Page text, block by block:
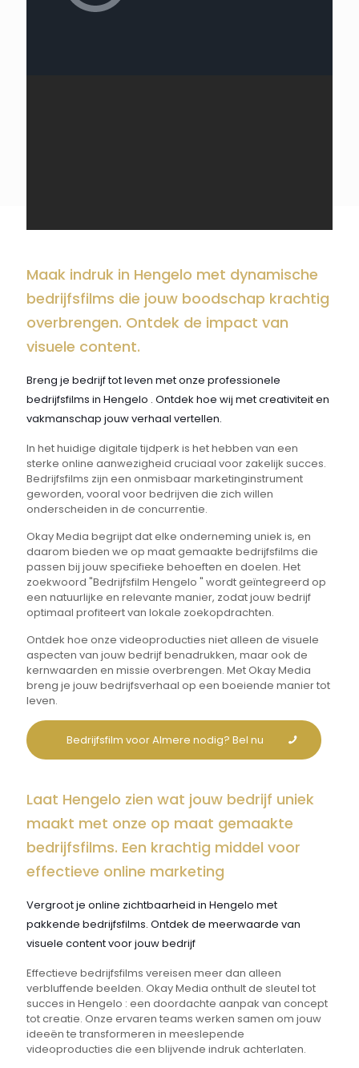
Maak indruk in Hengelo met dynamische
bedrijfsfilms die jouw boodschap krachtig
overbrengen. Ontdek de impact van
visuele content.
Breng je bedrijf tot leven met onze professionele
bedrijfsfilms in Hengelo . Ontdek hoe wij met creativiteit en
vakmanschap jouw verhaal vertellen.
In het huidige digitale tijdperk is het hebben van een
sterke online aanwezigheid cruciaal voor zakelijk succes.
Bedrijfsfilms zijn een onmisbaar marketinginstrument
geworden, vooral voor bedrijven die zich willen
onderscheiden in de concurrentie.
Okay Media begrijpt dat elke onderneming uniek is, en
daarom bieden we op maat gemaakte bedrijfsfilms die
passen bij jouw specifieke behoeften en doelen. Het
zoekwoord "Bedrijfsfilm Hengelo " wordt geïntegreerd op
een natuurlijke en relevante manier, zodat jouw bedrijf
optimaal profiteert van lokale zoekopdrachten.
Ontdek hoe onze videoproducties niet alleen de visuele
aspecten van jouw bedrijf benadrukken, maar ook de
kernwaarden en missie overbrengen. Met Okay Media
breng je jouw bedrijfsverhaal op een boeiende manier tot
leven.
Bedrijfsfilm voor Almere nodig? Bel nu
Laat Hengelo zien wat jouw bedrijf uniek
maakt met onze op maat gemaakte
bedrijfsfilms. Een krachtig middel voor
effectieve online marketing
Vergroot je online zichtbaarheid in Hengelo met
pakkende bedrijfsfilms. Ontdek de meerwaarde van
visuele content voor jouw bedrijf
Effectieve bedrijfsfilms vereisen meer dan alleen
verbluffende beelden. Okay Media onthult de sleutel tot
succes in Hengelo : een doordachte aanpak van concept
tot creatie. Onze ervaren teams werken samen om jouw
ideeën te transformeren in meeslepende
videoproducties die een blijvende indruk achterlaten.